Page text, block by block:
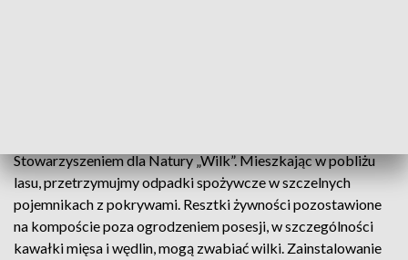
Stowarzyszeniem dla Natury „Wilk”. Mieszkając w pobliżu
lasu, przetrzymujmy odpadki spożywcze w szczelnych
pojemnikach z pokrywami. Resztki żywności pozostawione
na kompoście poza ogrodzeniem posesji, w szczególności
kawałki mięsa i wędlin, mogą zwabiać wilki. Zainstalowanie